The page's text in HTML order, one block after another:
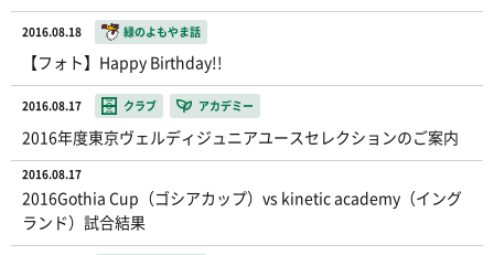
2016.08.18 緑のよもやま話
【フォト】Happy Birthday!!
2016.08.17 クラブ アカデミー
2016年度東京ヴェルディジュニアユースセレクションのご案内
2016.08.17
2016Gothia Cup（ゴシアカップ）vs kinetic academy（イング
ランド）試合結果